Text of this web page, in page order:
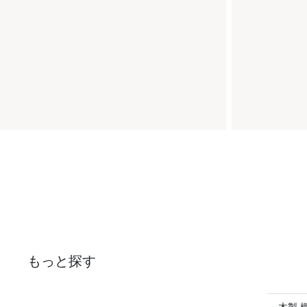
もっと探す